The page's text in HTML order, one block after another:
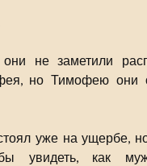
не заметили
но Тимофею они
уже на ущербе,
увидеть, как